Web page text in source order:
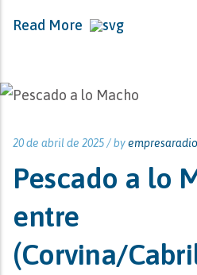
Read More
20 de abril de 2025 /by
Pescado a lo
entre
(Corvina/